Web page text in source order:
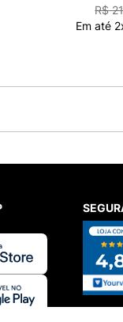
R$
Em até 2
Recomendam